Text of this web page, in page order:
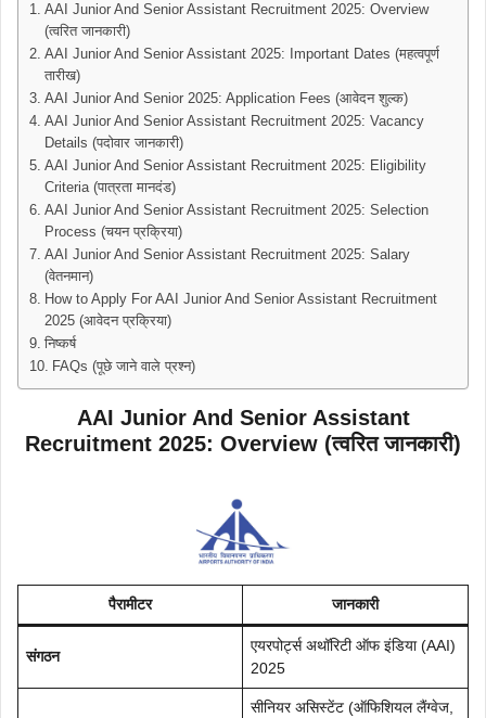
AAI Junior And Senior Assistant Recruitment 2025: Overview
(त्वरित जानकारी)
AAI Junior And Senior Assistant 2025: Important Dates (महत्वपूर्ण
तारीख)
AAI Junior And Senior 2025: Application Fees (आवेदन शुल्क)
AAI Junior And Senior Assistant Recruitment 2025: Vacancy
Details (पदोवार जानकारी)
AAI Junior And Senior Assistant Recruitment 2025: Eligibility
Criteria (पात्रता मानदंड)
AAI Junior And Senior Assistant Recruitment 2025: Selection
Process (चयन प्रक्रिया)
AAI Junior And Senior Assistant Recruitment 2025: Salary
(वेतनमान)
How to Apply For AAI Junior And Senior Assistant Recruitment
2025 (आवेदन प्रक्रिया)
निष्कर्ष
FAQs (पूछे जाने वाले प्रश्न)
AAI Junior And Senior Assistant
Recruitment 2025: Overview (त्वरित जानकारी)
पैरामीटर जानकारी
संगठन
एयरपोर्ट्स अथॉरिटी ऑफ इंडिया (AAI)
2025
सीनियर असिस्टेंट (ऑफिशियल लैंग्वेज,